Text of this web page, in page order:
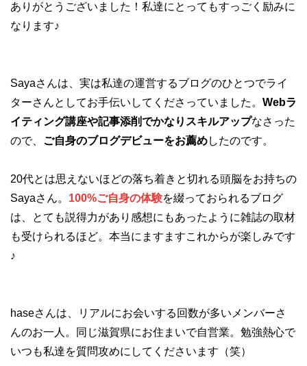
ありがとうございました！私達にとってもすっごく励みに
なります♪
Sayaさんは、実は私達の運営するブログのひとつでライ
ターさんとしてお手伝いしてくださっていました。 Webラ
イティング講座や記事添削でかなりスキルアップなさった
ので、 ご自身のブログデビューをお薦めしたのです。
20代とは思えないほどの落ち着きと切れる頭脳をお持ちの
Sayaさん。 100%ご自身の体験を綴っておられるブログ
は、とても説得力があり感想にもあったように雑誌の取材
も受けられるほど。本当にますますこれからが楽しみです
♪
haseさんは、リアルにお会いする回数が多いメンバーさ
んのお一人。同じ滋賀県にお住まいで自営業。勉強熱心で
いつも私達を質問攻めにしてくださいます（笑）